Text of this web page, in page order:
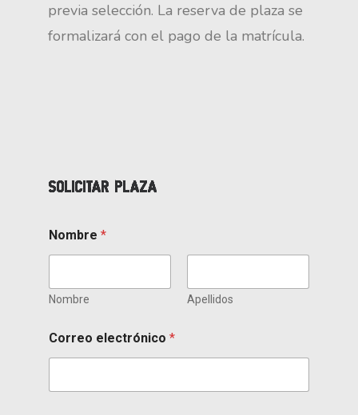
previa selección. La reserva de plaza se
formalizará con el pago de la matrícula.
Solicitar Plaza
Nombre *
Nombre Apellidos
Correo electrónico *